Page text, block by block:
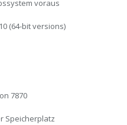
voraus
(64-bit versions)
7870
Speicherplatz